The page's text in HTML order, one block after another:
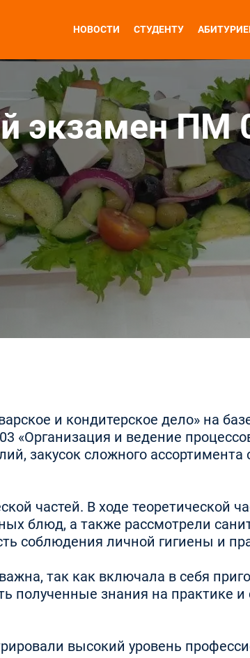
НОВОСТИ СТУДЕНТУ
экзамен ПМ
и кондитерское дело» на
и ведение
закусок сложного ассортимента
частей. В ходе теоретической
блюд, а также рассмотрели
соблюдения личной гигиены и
так как включала в себя
полученные знания на практике и
высокий уровень